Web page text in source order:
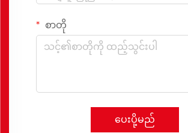
စာတို
ပေးပို့မည်